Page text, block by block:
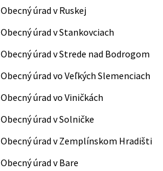
Obecný úrad v Ruskej
Obecný úrad v Stankovciach
Obecný úrad v Strede nad Bodrogom
Obecný úrad vo Veľkých Slemenciach
Obecný úrad vo Viničkách
Obecný úrad v Solničke
Obecný úrad v Zemplínskom Hradišti
Obecný úrad v Bare